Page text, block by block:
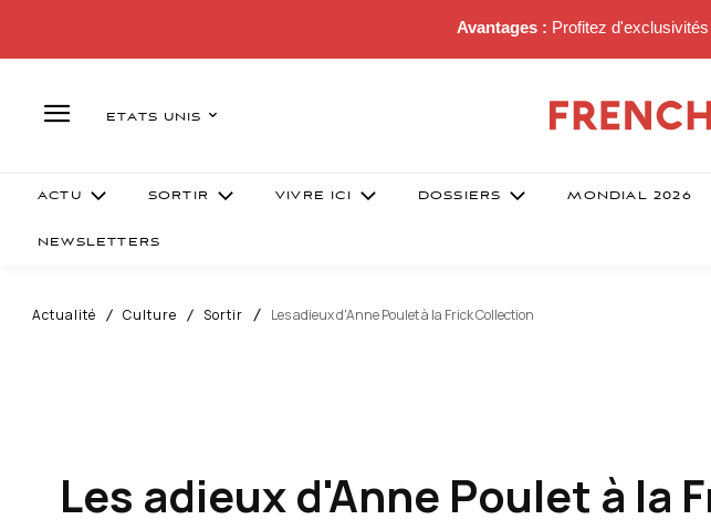
Avantages : Profitez
ETATS UNIS
ACTU SORTIR VIVRE ICI DOSSIERS MONDIAL 2026
NEWSLETTERS
Actualité Culture Sortir Les adieux d'Anne Poulet à la Frick Collection
Les adieux d'Anne Poulet à la